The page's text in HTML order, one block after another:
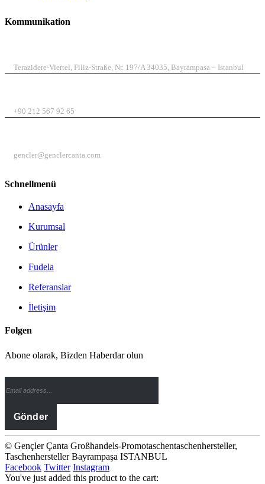
Kommunikation
Terazidere-Viertel, Filiz-Straße, Nr. 197/A 34035, Bayrampasa – Istanbul
+90 212 567 92 65
gencler@genclercanta.com
Schnellmenü
Anasayfa
Kurumsal
Ürünler
Fudela
Referanslar
İletişim
Folgen
Abone olarak, Bizden Haberdar olun
© Gençler Çanta Großhandels-Promotaschentaschenhersteller,
Taschenhersteller Bayrampaşa ISTANBUL
Facebook Twitter Instagram
You've just added this product to the cart: